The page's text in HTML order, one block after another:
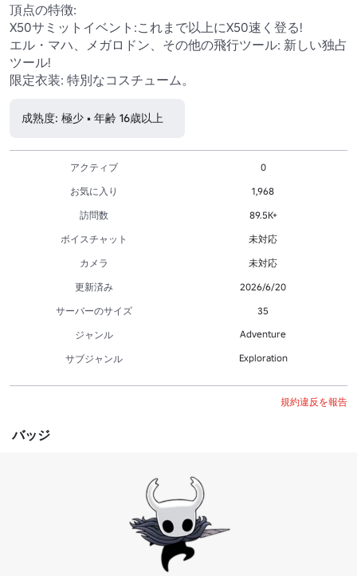
頂点の特徴:
X50サミットイベント:これまで以上にX50速く登る!
エル・マハ、メガロドン、その他の飛行ツール: 新しい独占
ツール!
成熟度: 極少 • 年齢 16歳以上
アクティブ
0
お気に入り
1,968
訪問数
89.5K+
ボイスチャット
未対応
カメラ
未対応
更新済み
2026/6/20
サーバーのサイズ
35
ジャンル
Adventure
サブジャンル Exploration
規約違反を報告
バッジ